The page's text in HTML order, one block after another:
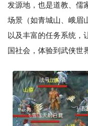
发源地，也是道教、儒
场景（如青城山、峨眉
以及丰富的任务系统，
国社会，体验到武侠世